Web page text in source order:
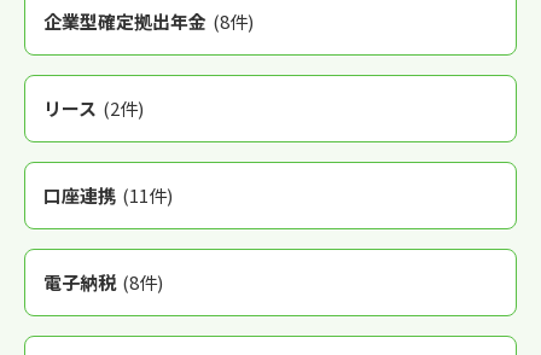
企業型確定拠出年金 (8件)
リース (2件)
口座連携 (11件)
電子納税 (8件)